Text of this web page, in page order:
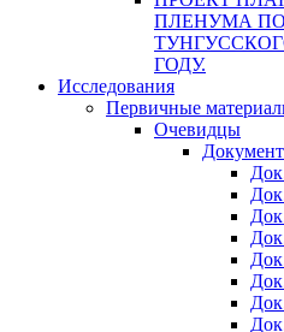
ПЛЕНУМА
ГОДУ.
Исследования
Первичные
Очевидцы